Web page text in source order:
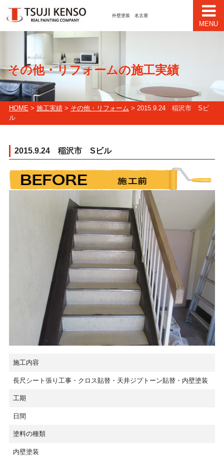
外壁塗装 名古屋
MENU
その他・リフォームの施工実績
HOME> 施工実績> その他・リフォーム > 2015.9.24 稲沢市 Sビ
ル
2015.9.24 稲沢市 Sビル
施工内容
長尺シート張り工事・クロス貼替・天井ジプトーン貼替・内壁塗装
工期
日間
塗料の種類
内壁塗装